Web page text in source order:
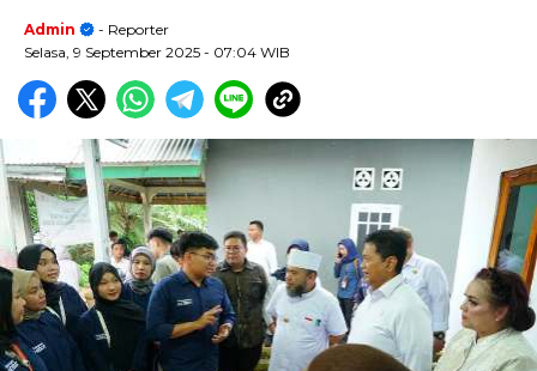
Admin
- Reporter
Selasa, 9 September 2025 - 07:04 WIB